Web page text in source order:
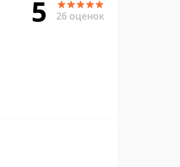
5 26 оценок